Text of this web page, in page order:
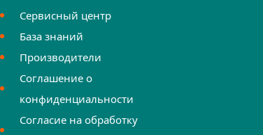
Сервисный центр
База знаний
Производители
Соглашение о
конфиденциальности
Согласие на обработку